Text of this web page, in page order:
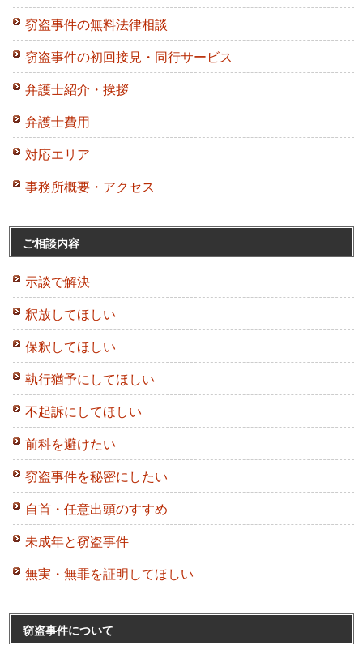
窃盗事件の無料法律相談
窃盗事件の初回接見・同行サービス
弁護士紹介・挨拶
弁護士費用
対応エリア
事務所概要・アクセス
ご相談内容
示談で解決
釈放してほしい
保釈してほしい
執行猶予にしてほしい
不起訴にしてほしい
前科を避けたい
窃盗事件を秘密にしたい
自首・任意出頭のすすめ
未成年と窃盗事件
無実・無罪を証明してほしい
窃盗事件について